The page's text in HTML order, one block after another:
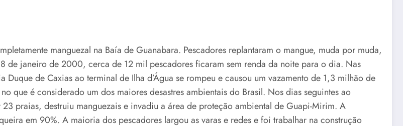
manguezal na Baía de Guanabara. Pescadores replantaram o mangue, muda por muda,
de janeiro de 2000, cerca de 12 mil pescadores ficaram sem renda da noite para o dia. Nas
de Caxias ao terminal de Ilha d’Água se rompeu e causou um vazamento de 1,3 milhão de
que é considerado um dos maiores desastres ambientais do Brasil. Nos dias seguintes ao
praias, destruiu manguezais e invadiu a área de proteção ambiental de Guapi-Mirim. A
em 90%. A maioria dos pescadores largou as varas e redes e foi trabalhar na construção